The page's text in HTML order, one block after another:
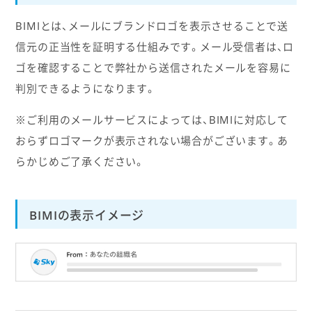
BIMIとは、メールにブランドロゴを表示させることで送
信元の正当性を証明する仕組みです。メール受信者は、ロ
ゴを確認することで弊社から送信されたメールを容易に
判別できるようになります。
※ご利用のメールサービスによっては、BIMIに対応して
おらずロゴマークが表示されない場合がございます。あ
らかじめご了承ください。
BIMIの表示イメージ